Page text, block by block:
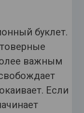
буклет.
важным
Если